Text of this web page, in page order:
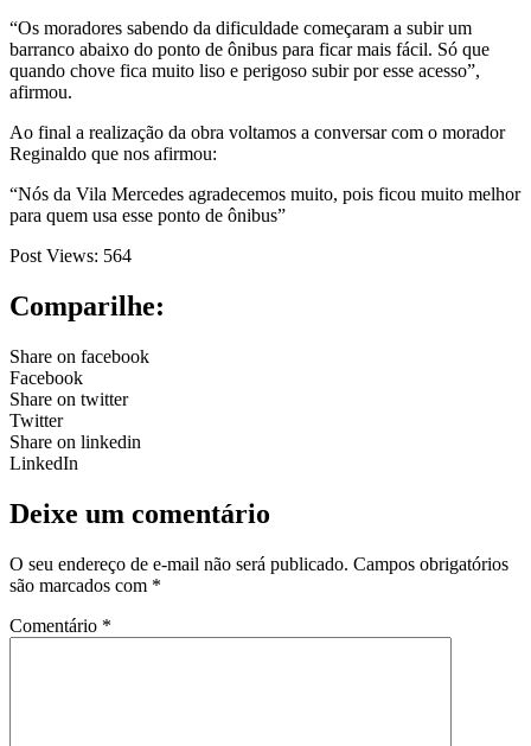
“Os moradores sabendo da dificuldade começaram a subir um
barranco abaixo do ponto de ônibus para ficar mais fácil. Só que
quando chove fica muito liso e perigoso subir por esse acesso”,
afirmou.
Ao final a realização da obra voltamos a conversar com o morador
Reginaldo que nos afirmou:
“Nós da Vila Mercedes agradecemos muito, pois ficou muito melhor
para quem usa esse ponto de ônibus”
Post Views: 564
Comparilhe:
Share on facebook
Facebook
Share on twitter
Twitter
Share on linkedin
LinkedIn
Deixe um comentário
O seu endereço de e-mail não será publicado. Campos obrigatórios
são marcados com *
Comentário *